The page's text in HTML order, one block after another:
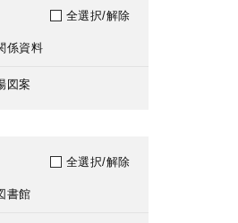
全選択/解除
係資料
図案
全選択/解除
書館